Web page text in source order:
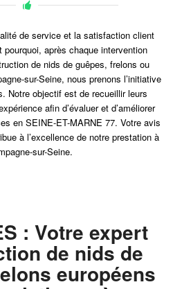
de service et la satisfaction client
pourquoi, après chaque intervention
de nids de guêpes, frelons ou
sur-Seine, nous prenons l’initiative
Notre objectif est de recueillir leurs
afin d’évaluer et d’améliorer
en SEINE-ET-MARNE 77. Votre avis
à l’excellence de notre prestation à
sur-Seine.
: Votre expert
de nids de
européens